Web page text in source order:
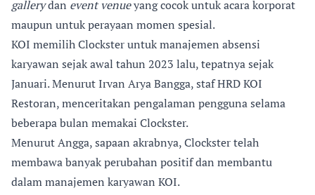
gallerydan event venueyang cocok untuk acara korporat
maupun untuk perayaan momen spesial.
KOI memilihClocksteruntuk manajemen absensi
karyawan sejak awal tahun 2023 lalu, tepatnya sejak
Januari. Menurut Irvan Arya Bangga, staf HRD KOI
Restoran, menceritakan pengalaman pengguna selama
beberapa bulan memakai Clockster.
Menurut Angga, sapaan akrabnya, Clockster telah
membawa banyak perubahan positif dan membantu
dalam manajemen karyawan KOI.